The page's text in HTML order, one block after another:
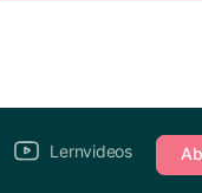
Lernvideos